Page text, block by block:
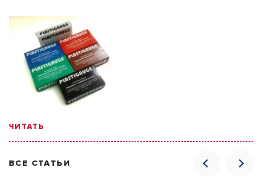
ВСЕ СТАТЬИ
ЧИТАТЬ